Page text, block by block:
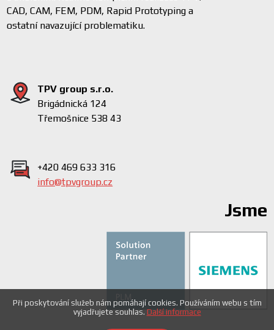
CAD, CAM, FEM, PDM, Rapid Prototyping a
ostatní navazující problematiku.
TPV group s.r.o.
Brigádnická 124
Třemošnice 538 43
+420 469 633 316
info@tpvgroup.cz
Jsme
Při poskytování služeb nám pomáhají cookies. Používáním webu s tím
vyjadřujete souhlas. Další informace